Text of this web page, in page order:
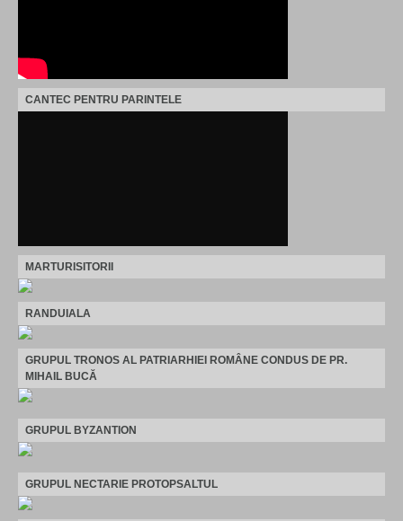
CANTEC PENTRU PARINTELE
MARTURISITORII
RANDUIALA
GRUPUL TRONOS AL PATRIARHIEI ROMÂNE CONDUS DE PR.
MIHAIL BUCĂ
GRUPUL BYZANTION
GRUPUL NECTARIE PROTOPSALTUL